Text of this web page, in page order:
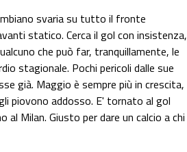
svaria su tutto il fronte
statico. Cerca il gol con insistenza,
che può far, tranquillamente, le
stagionale. Pochi pericoli dalle sue
già. Maggio è sempre più in crescita,
piovono addosso. E' tornato al gol
Milan. Giusto per dare un calcio a chi